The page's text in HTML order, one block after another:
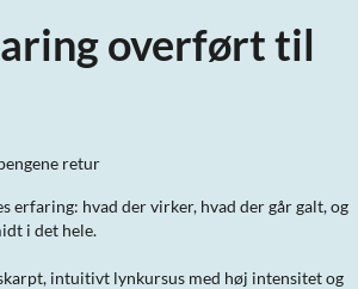
overført til
retur
erfaring: hvad der virker, hvad der går galt, og
i det hele.
intuitivt lynkursus med høj intensitet og